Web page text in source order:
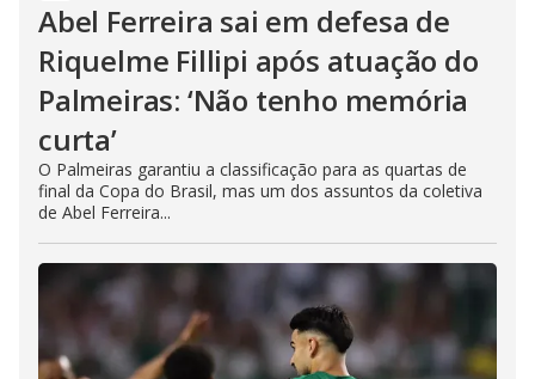
Abel Ferreira sai em defesa de
Riquelme Fillipi após atuação do
Palmeiras: ‘Não tenho memória
curta’
O Palmeiras garantiu a classificação para as quartas de
final da Copa do Brasil, mas um dos assuntos da coletiva
de Abel Ferreira...